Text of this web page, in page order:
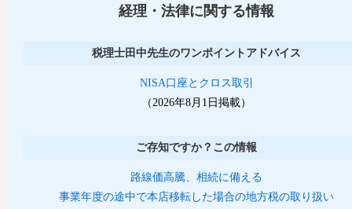
経理・法律に関する情報
税理士田中先生のワンポイントアドバイス
NISA口座とクロス取引
（2026年8月1日掲載）
ご存知ですか？この情報
路線価高騰、相続に備える
事業年度の途中で本店移転した場合の地方税の取り扱い